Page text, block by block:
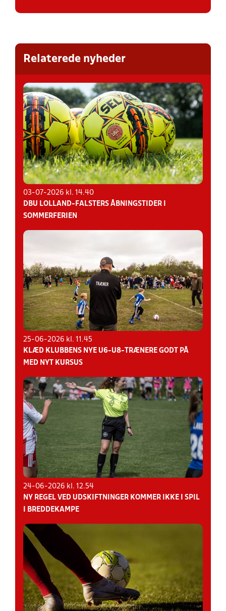
Relaterede nyheder
03-07-2026 kl. 14.40
DBU LOLLAND-FALSTERS ÅBNINGSTIDER I
SOMMERFERIEN
25-06-2026 kl. 11.45
KLÆD KLUBBENS NYE U6-U8-TRÆNERE GODT PÅ
MED NYT KURSUS
24-06-2026 kl. 12.54
NY REGEL VED UDSKIFTNINGER KOMMER IKKE I SPIL
I BREDDEKAMPE